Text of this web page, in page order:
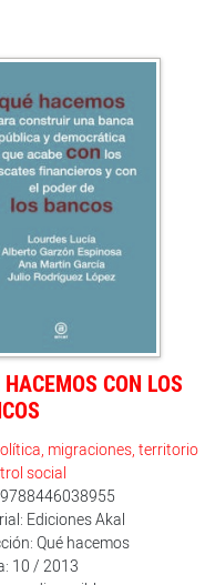
HACEMOS CON LOS
migraciones, territorio
social
Ediciones Akal
Qué hacemos
10 / 2013